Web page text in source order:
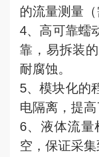
的流量测量
4、高可靠蠕
靠，易拆装
耐腐蚀。
5、模块化的
电隔离，提高
6、液体流
空，保证采集